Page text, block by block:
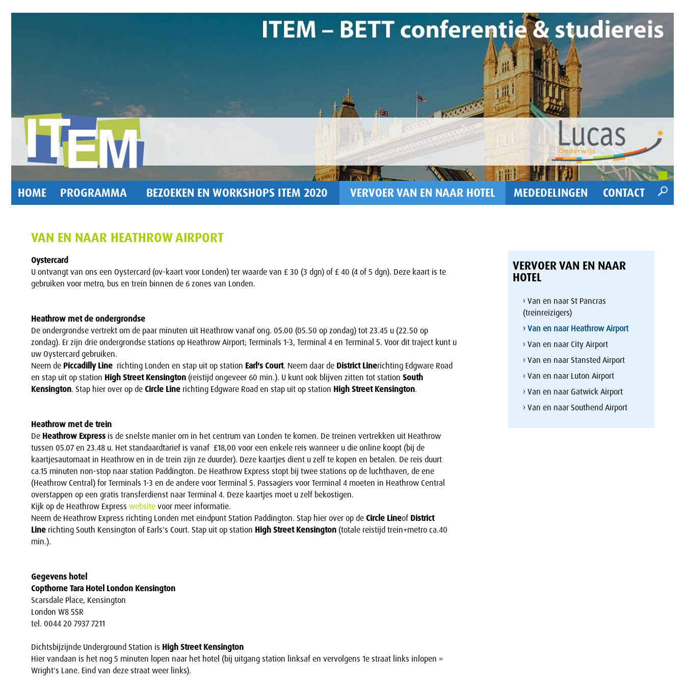
HOME PROGRAMMA BEZOEKEN EN WORKSHOPS ITEM 2020 VERVOER VAN EN NAAR HOTEL MEDEDELINGEN CONTACT
VAN EN NAAR HEATHROW AIRPORT
Oystercard
U ontvangt van ons een Oystercard (ov-kaart voor Londen) ter waarde van £ 30 (3 dgn) of £ 40 (4 of 5 dgn). Deze kaart is te
gebruiken voor metro, bus en trein binnen de 6 zones van Londen.
Heathrow met de ondergrondse
De ondergrondse vertrekt om de paar minuten uit Heathrow vanaf ong. 05.00 (05.50 op zondag) tot 23.45 u (22.50 op
zondag). Er zijn drie ondergrondse stations op Heathrow Airport; Terminals 1-3, Terminal 4 en Terminal 5. Voor dit traject kunt u
uw Oystercard gebruiken.
Neem de Piccadilly Line richting Londen en stap uit op station Earl's Court. Neem daar de District Linerichting Edgware Road
en stap uit op station High Street Kensington (reistijd ongeveer 60 min.). U kunt ook blijven zitten tot station South
Kensington. Stap hier over op deCircle Line richting Edgware Road en stap uit op station High Street Kensington.
Heathrow met de trein
De Heathrow Express is de snelste manier om in het centrum van Londen te komen. De treinen vertrekken uit Heathrow
tussen 05.07 en 23.48 u. Het standaardtarief is vanaf £18,00 voor een enkele reis wanneer u die online koopt (bij de
kaartjesautomaat in Heathrow en in de trein zijn ze duurder). Deze kaartjes dient u zelf te kopen en betalen. De reis duurt
ca.15 minuten non-stop naar station Paddington. De Heathrow Express stopt bij twee stations op de luchthaven, de ene
(Heathrow Central) for Terminals 1-3 en de andere voor Terminal 5. Passagiers voor Terminal 4 moeten in Heathrow Central
overstappen op een gratis transferdienst naar Terminal 4. Deze kaartjes moet u zelf bekostigen.
Kijk op de Heathrow Express websitevoor meer informatie.
Neem de Heathrow Express richting Londen met eindpunt Station Paddington. Stap hier over op deCircle Lineof District
Line richting South Kensington of Earls's Court. Stap uit op station High Street Kensington (totale reistijd trein+metro ca.40
min.).
Gegevens hotel
Copthorne Tara Hotel London Kensington
Scarsdale Place, Kensington
London W8 5SR
tel. 0044 20 7937 7211
Dichtsbijzijnde Underground Station is High Street Kensington
Hier vandaan is het nog 5 minuten lopen naar het hotel (bij uitgang station linksaf en vervolgens 1e straat links inlopen =
Wright's Lane. Eind van deze straat weer links).
VERVOER VAN EN NAAR
HOTEL
› Van en naar St Pancras
(treinreizigers)
› Van en naar Heathrow Airport
› Van en naar City Airport
› Van en naar Stansted Airport
› Van en naar Luton Airport
› Van en naar Gatwick Airport
› Van en naar Southend Airport